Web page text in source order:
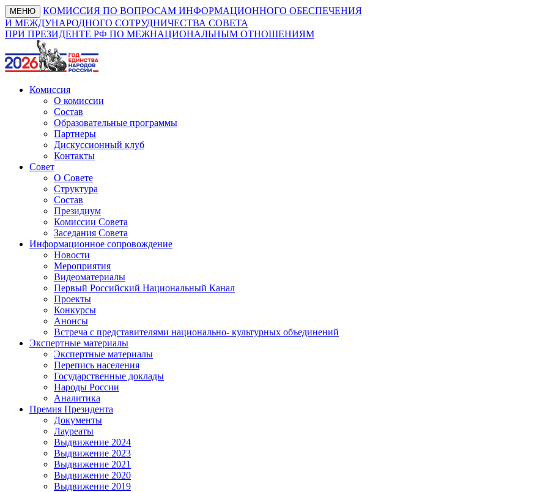
МЕНЮ
КОМИССИЯ ПО ВОПРОСАМ ИНФОРМАЦИОННОГО ОБЕСПЕЧЕНИЯ
И МЕЖДУНАРОДНОГО СОТРУДНИЧЕСТВА СОВЕТА
ПРИ ПРЕЗИДЕНТЕ РФ ПО МЕЖНАЦИОНАЛЬНЫМ ОТНОШЕНИЯМ
Комиссия
О комиссии
Состав
Образовательные программы
Партнеры
Дискуссионный клуб
Контакты
Совет
О Совете
Структура
Состав
Президиум
Комиссии Совета
Заседания Совета
Информационное сопровождение
Новости
Мероприятия
Видеоматериалы
Первый Российский Национальный Канал
Проекты
Конкурсы
Анонсы
Встреча с представителями национально- культурных объединений
Экспертные материалы
Экспертные материалы
Перепись населения
Государственные доклады
Народы России
Аналитика
Премия Президента
Документы
Лауреаты
Выдвижение 2024
Выдвижение 2023
Выдвижение 2021
Выдвижение 2020
Выдвижение 2019